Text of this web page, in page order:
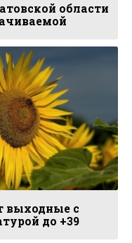
области
выходные с
до +39